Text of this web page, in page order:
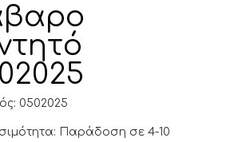
0502025
Παράδοση σε 4-10